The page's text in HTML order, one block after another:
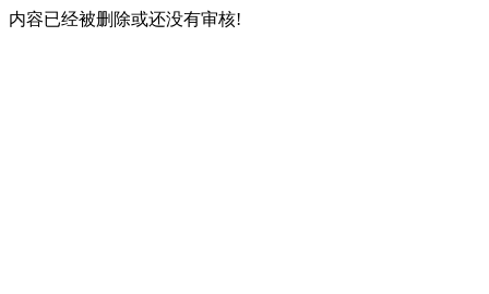
内容已经被删除或还没有审核!